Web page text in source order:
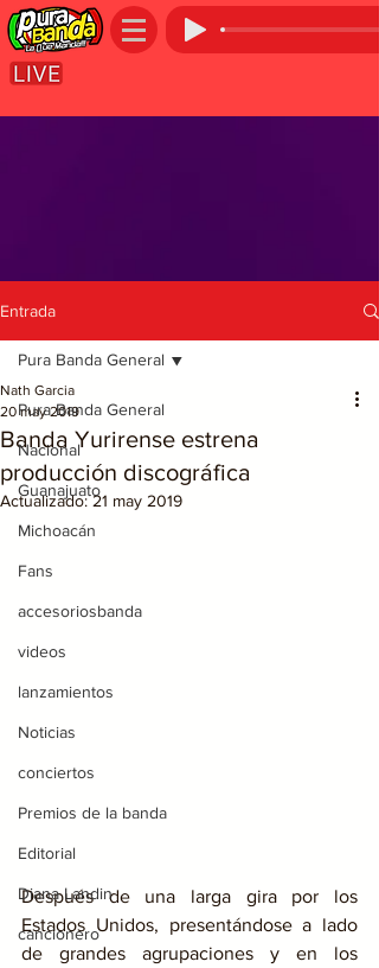
Entrada
Pura Banda General
Nacional
Guanajuato
Michoacán
Fans
accesoriosbanda
videos
lanzamientos
Noticias
conciertos
Premios de la banda
Editorial
Diana Landin
cancionero
Pura Banda General
Banda Yurirense estrena
producción discográfica
Nath Garcia
20 may 2019
Actualizado:21 may 2019
Después de una larga gira por los
Estados Unidos, presentándose a lado
de grandes agrupaciones y en los